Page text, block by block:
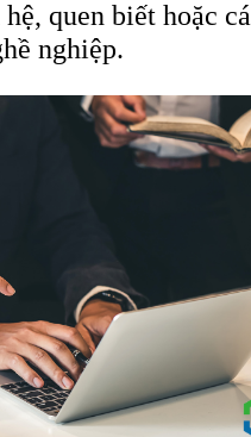
quen biết hoặc
nghiệp.